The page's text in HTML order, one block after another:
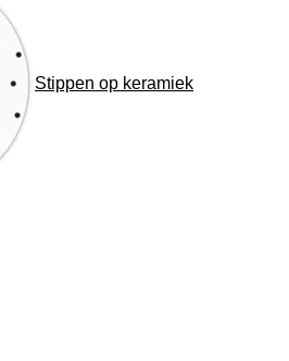
Stippen op keramiek